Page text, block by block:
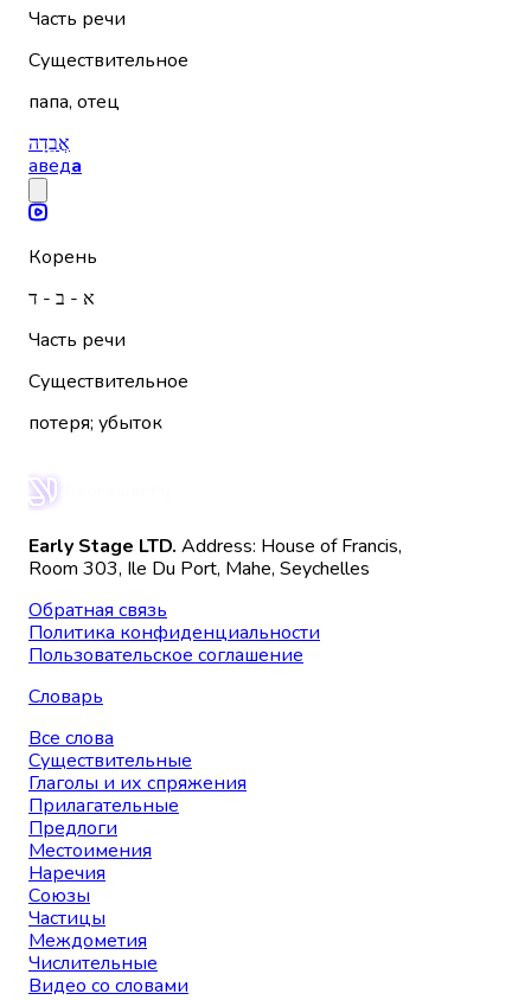
Часть речи
Существительное
папа, отец
אֲבֵדָה
аведа
Корень
א - ב - ד
Часть речи
Существительное
потеря; убыток
Early Stage LTD. Address: House of Francis,
Room 303, Ile Du Port, Mahe, Seychelles
Обратная связь
Политика конфиденциальности
Пользовательское соглашение
Словарь
Все слова
Существительные
Глаголы и их спряжения
Прилагательные
Предлоги
Местоимения
Наречия
Союзы
Частицы
Междометия
Числительные
Видео со словами